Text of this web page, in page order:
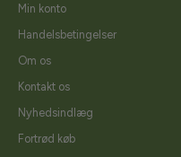
Min konto
Handelsbetingelser
Om os
Kontakt os
Nyhedsindlæg
Fortrød køb